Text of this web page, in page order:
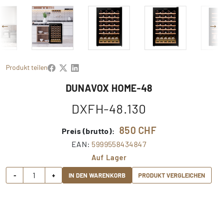
Produkt teilen
DUNAVOX HOME-48
DXFH-48.130
Preis (brutto): 850 CHF
EAN: 5999558434847
Auf Lager
- + IN DEN WARENKORB PRODUKT VERGLEICHEN